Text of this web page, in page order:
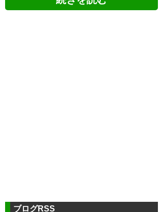
ブログRSS